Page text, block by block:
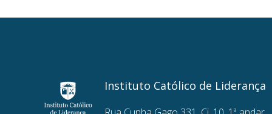
Instituto Católico de Liderança